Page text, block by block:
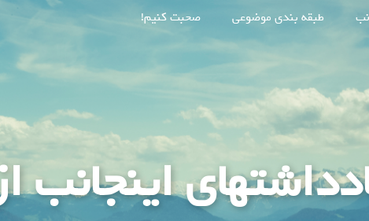
طبقه بندی موضوعی صحبت کنیم!
اینجانب